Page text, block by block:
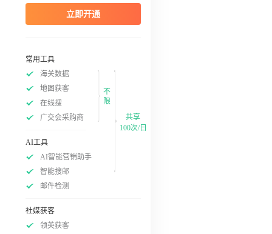
立即开通
常用工具
海关数据
地图获客
在线搜
广交会采购商
不
限
AI工具
AI智能营销助手
智能搜邮
邮件检测
社媒获客
领英获客
共享
100次/日